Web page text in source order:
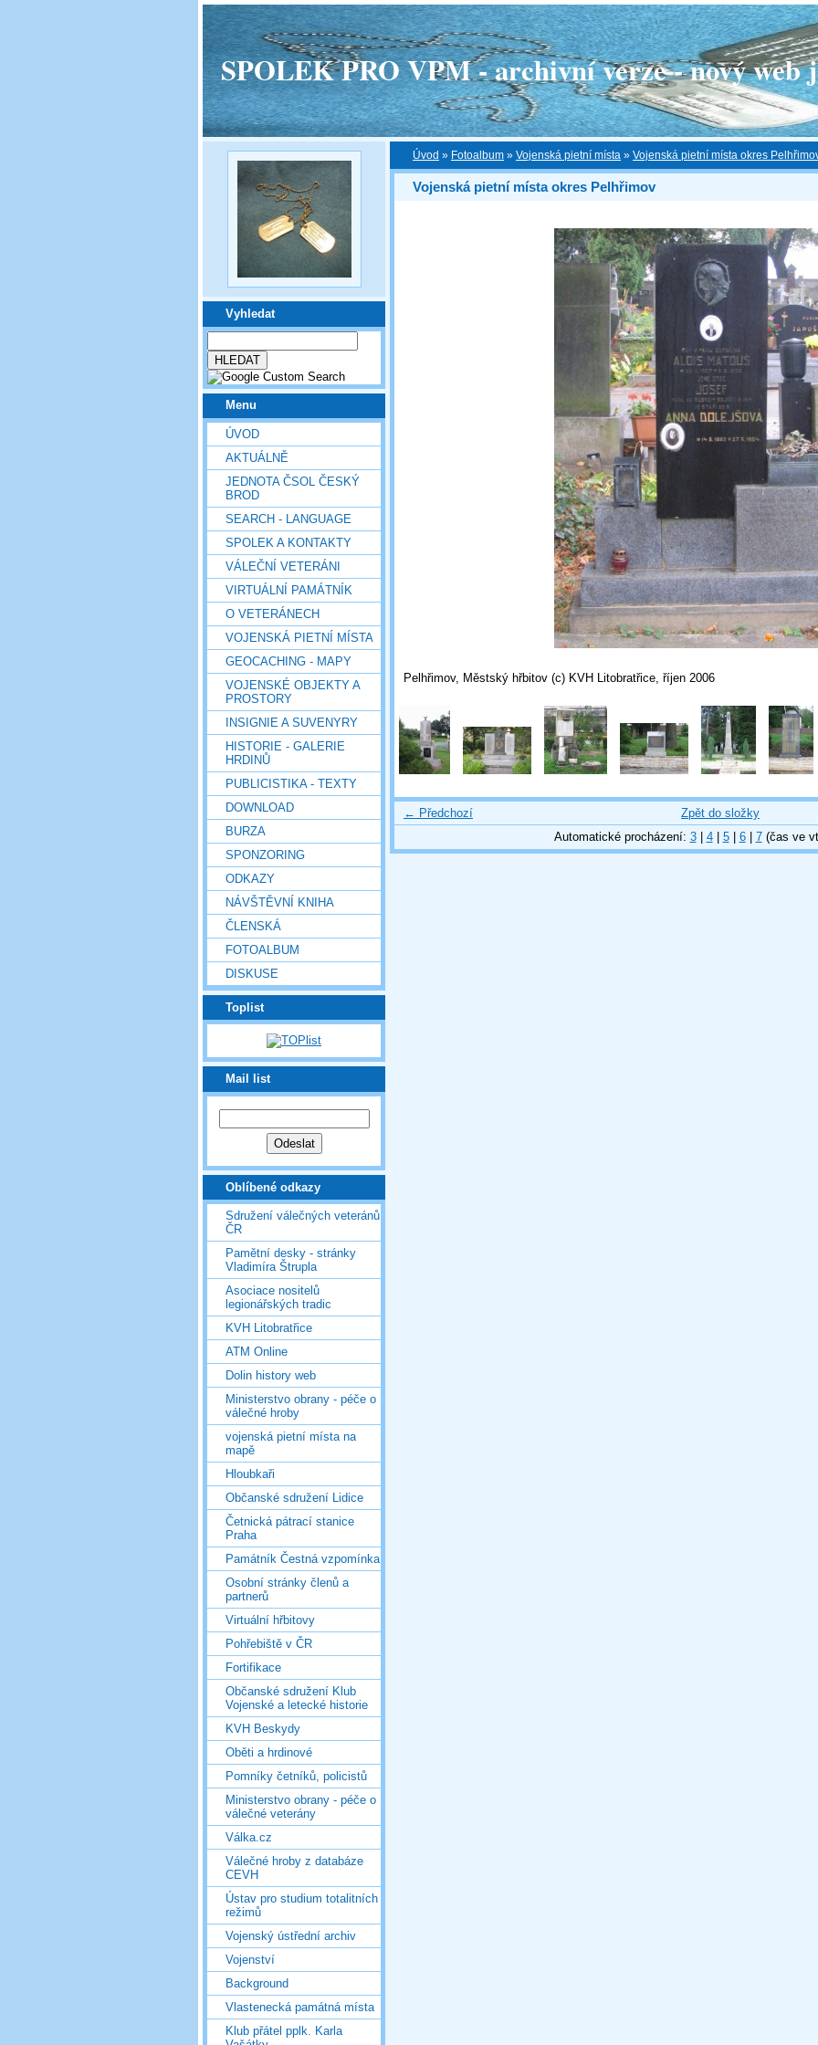
SPOLEK PRO VPM - archivní verze - nový web
Vyhledat
Menu
ÚVOD
AKTUÁLNĚ
JEDNOTA ČSOL ČESKÝ
BROD
SEARCH - LANGUAGE
SPOLEK A KONTAKTY
VÁLEČNÍ VETERÁNI
VIRTUÁLNÍ PAMÁTNÍK
O VETERÁNECH
VOJENSKÁ PIETNÍ MÍSTA
GEOCACHING - MAPY
VOJENSKÉ OBJEKTY A
PROSTORY
INSIGNIE A SUVENYRY
HISTORIE - GALERIE
HRDINŮ
PUBLICISTIKA - TEXTY
DOWNLOAD
BURZA
SPONZORING
ODKAZY
NÁVŠTĚVNÍ KNIHA
ČLENSKÁ
FOTOALBUM
DISKUSE
Toplist
Mail list
Oblíbené odkazy
Sdružení válečných veteránů
ČR
Pamětní desky - stránky
Vladimíra Štrupla
Asociace nositelů
legionářských tradic
KVH Litobratřice
ATM Online
Dolin history web
Ministerstvo obrany - péče o
válečné hroby
vojenská pietní místa na
mapě
Hloubkaři
Občanské sdružení Lidice
Četnická pátrací stanice
Praha
Památník Čestná vzpomínka
Osobní stránky členů a
partnerů
Virtuální hřbitovy
Pohřebiště v ČR
Fortifikace
Občanské sdružení Klub
Vojenské a letecké historie
KVH Beskydy
Oběti a hrdinové
Pomníky četníků, policistů
Ministerstvo obrany - péče o
válečné veterány
Válka.cz
Válečné hroby z databáze
CEVH
Ústav pro studium totalitních
režimů
Vojenský ústřední archiv
Vojenství
Background
Vlastenecká památná místa
Klub přátel pplk. Karla
Úvod » Fotoalbum » Vojenská pietní místa » Vojenská pietní místa okres
Vojenská pietní místa okres Pelhřimov
Pelhřimov, Městský hřbitov (c) KVH Litobratřice, říjen 2006
← Předchozí
Zpět do složky
Automatické procházení: 3| 4| 5| 6| 7(čas ve